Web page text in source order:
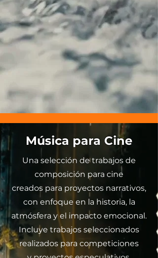
Música para Cine
Una selección de trabajos de
composición para cine
creados para proyectos narrativos,
con enfoque en la historia, la
atmósfera y el impacto emocional.
Incluye trabajos seleccionados
realizados para competiciones